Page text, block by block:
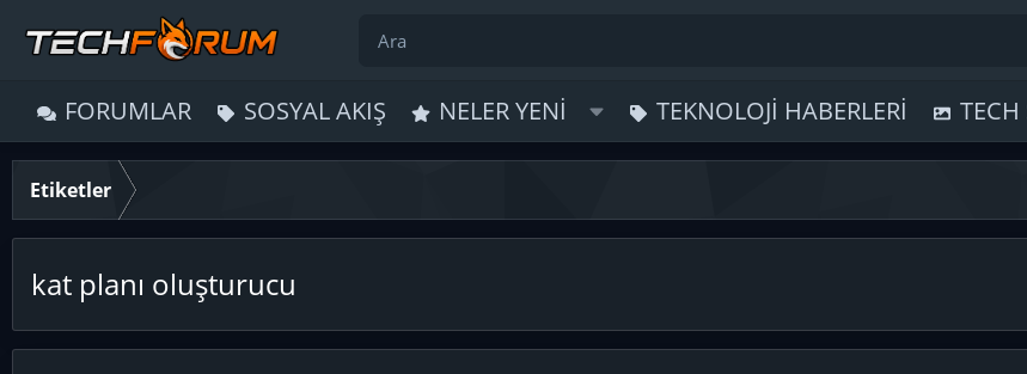
FORUMLAR SOSYAL AKIŞ NELER YENI TEKNOLOJI HABERLERI TECH
Etiketler
kat planı oluşturucu